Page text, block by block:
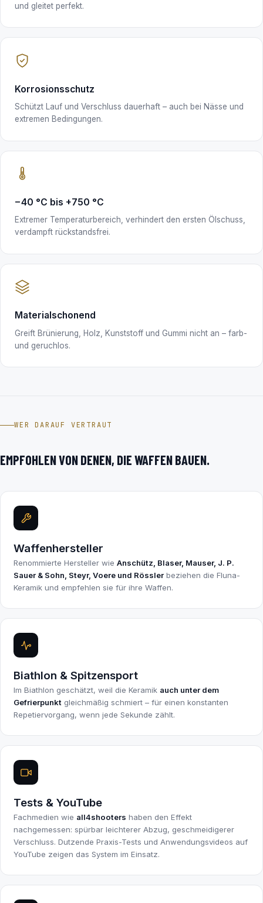
und gleitet perfekt.
Korrosionsschutz
Schützt Lauf und Verschluss dauerhaft – auch bei Nässe und
extremen Bedingungen.
−40 °C bis +750 °C
Extremer Temperaturbereich, verhindert den ersten Ölschuss,
verdampft rückstandsfrei.
Materialschonend
Greift Brünierung, Holz, Kunststoff und Gummi nicht an – farb-
und geruchlos.
WER DARAUF VERTRAUT
EMPFOHLEN VON DENEN, DIE WAFFEN BAUEN.
Waffenhersteller
Renommierte Hersteller wieAnschütz, Blaser, Mauser, J. P.
Sauer & Sohn, Steyr, Voere und Rössler beziehen die Fluna-
Keramik und empfehlen sie für ihre Waffen.
Biathlon & Spitzensport
Im Biathlon geschätzt, weil die Keramik auch unter dem
Gefrierpunkt gleichmäßig schmiert – für einen konstanten
Repetiervorgang, wenn jede Sekunde zählt.
Tests & YouTube
Fachmedien wie all4shooters haben den Effekt
nachgemessen: spürbar leichterer Abzug, geschmeidigerer
Verschluss. Dutzende Praxis-Tests und Anwendungsvideos auf
YouTube zeigen das System im Einsatz.